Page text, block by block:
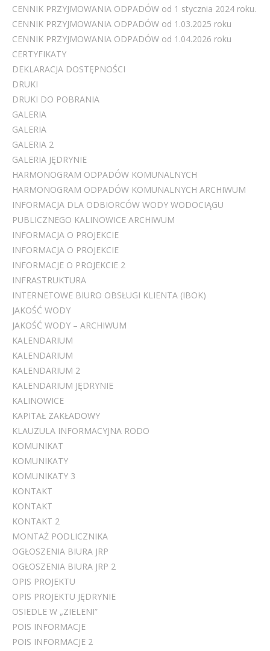
CENNIK PRZYJMOWANIA ODPADÓW od 1 stycznia 2024 roku.
CENNIK PRZYJMOWANIA ODPADÓW od 1.03.2025 roku
CENNIK PRZYJMOWANIA ODPADÓW od 1.04.2026 roku
CERTYFIKATY
DEKLARACJA DOSTĘPNOŚCI
DRUKI
DRUKI DO POBRANIA
GALERIA
GALERIA
GALERIA 2
GALERIA JĘDRYNIE
HARMONOGRAM ODPADÓW KOMUNALNYCH
HARMONOGRAM ODPADÓW KOMUNALNYCH ARCHIWUM
INFORMACJA DLA ODBIORCÓW WODY WODOCIĄGU
PUBLICZNEGO KALINOWICE ARCHIWUM
INFORMACJA O PROJEKCIE
INFORMACJA O PROJEKCIE
INFORMACJE O PROJEKCIE 2
INFRASTRUKTURA
INTERNETOWE BIURO OBSŁUGI KLIENTA (IBOK)
JAKOŚĆ WODY
JAKOŚĆ WODY – ARCHIWUM
KALENDARIUM
KALENDARIUM
KALENDARIUM 2
KALENDARIUM JĘDRYNIE
KALINOWICE
KAPITAŁ ZAKŁADOWY
KLAUZULA INFORMACYJNA RODO
KOMUNIKAT
KOMUNIKATY
KOMUNIKATY 3
KONTAKT
KONTAKT
KONTAKT 2
MONTAŻ PODLICZNIKA
OGŁOSZENIA BIURA JRP
OGŁOSZENIA BIURA JRP 2
OPIS PROJEKTU
OPIS PROJEKTU JĘDRYNIE
OSIEDLE W „ZIELENI”
POIS INFORMACJE
POIS INFORMACJE 2